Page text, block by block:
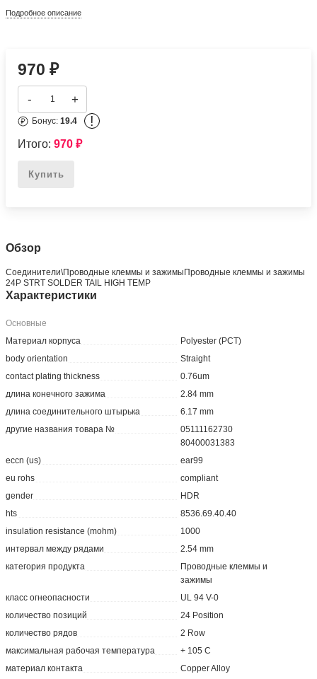
Подробное описание
970₽
- +
Бонус:19.4 !
Итого:970₽
Купить
Обзор
Соединители\Проводные клеммы и зажимыПроводные клеммы и зажимы
24P STRT SOLDER TAIL HIGH TEMP
Характеристики
Основные
Материал корпуса
Polyester (PCT)
body orientation
Straight
contact plating thickness
0.76um
длина конечного зажима
2.84 mm
длина соединительного штырька
6.17 mm
другие названия товара №
05111162730
80400031383
eccn (us)
ear99
eu rohs
compliant
gender
HDR
hts
8536.69.40.40
insulation resistance (mohm)
1000
интервал между рядами
2.54 mm
категория продукта
Проводные клеммы и
зажимы
класс огнеопасности
UL 94 V-0
количество позиций
24 Position
количество рядов
2 Row
максимальная рабочая температура
+ 105 C
материал контакта
Copper Alloy